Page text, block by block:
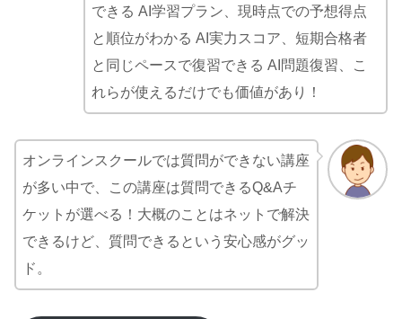
できる AI学習プラン、現時点での予想得点
と順位がわかる AI実力スコア、短期合格者
と同じペースで復習できる AI問題復習、こ
れらが使えるだけでも価値があり！
オンラインスクールでは質問ができない講座
が多い中で、この講座は質問できるQ&Aチ
ケットが選べる！大概のことはネットで解決
できるけど、質問できるという安心感がグッ
ド。